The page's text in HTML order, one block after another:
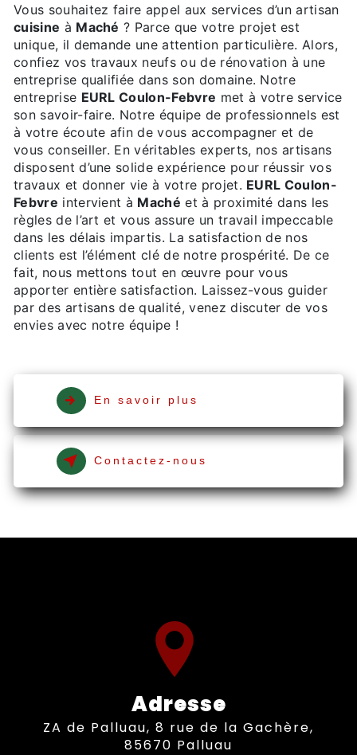
Vous souhaitez faire appel aux services d’un artisan
cuisine à Maché ? Parce que votre projet est
unique, il demande une attention particulière. Alors,
confiez vos travaux neufs ou de rénovation à une
entreprise qualifiée dans son domaine. Notre
entreprise EURL Coulon-Febvre met à votre service
son savoir-faire. Notre équipe de professionnels est
à votre écoute afin de vous accompagner et de
vous conseiller. En véritables experts, nos artisans
disposent d’une solide expérience pour réussir vos
travaux et donner vie à votre projet. EURL Coulon-
Febvre intervient à Maché et à proximité dans les
règles de l’art et vous assure un travail impeccable
dans les délais impartis. La satisfaction de nos
clients est l’élément clé de notre prospérité. De ce
fait, nous mettons tout en œuvre pour vous
apporter entière satisfaction. Laissez-vous guider
par des artisans de qualité, venez discuter de vos
envies avec notre équipe !
En savoir plus
Contactez-nous
Adresse
ZA de Palluau, 8 rue de la Gachère,
85670 Palluau